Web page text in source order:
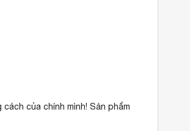
của chính mình! Sản phẩm